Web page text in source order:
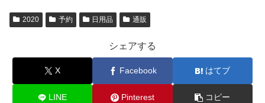
2020 予約 日用品 通販
シェアする
X Facebook はてブ
LINE Pinterest コピー